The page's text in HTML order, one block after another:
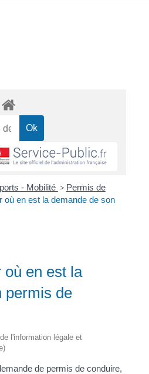
- Mobilité > Permis de
où en est la demande de son
en est la
permis de
l'information légale et
de permis de conduire,